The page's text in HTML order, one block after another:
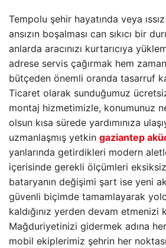
Tempolu şehir hayatında veya
ansızın boşalması can sıkıcı bir
anlarda aracınızı kurtarıcıya
adrese servis çağırmak hem
bütçeden önemli oranda tasarruf
Ticaret olarak sunduğumuz
montaj hizmetimizle, konumunuz
olsun kısa sürede yardımınıza
uzmanlaşmış yetkin gaziantep
yanlarında getirdikleri modern
içerisinde gerekli ölçümleri
bataryanın değişimi şart ise yeni
güvenli biçimde tamamlayarak
kaldığınız yerden devam etmenizi
Mağduriyetinizi gidermek adına
mobil ekiplerimiz şehrin her